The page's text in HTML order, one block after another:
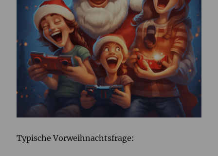
Typische Vorweihnachtsfrage: